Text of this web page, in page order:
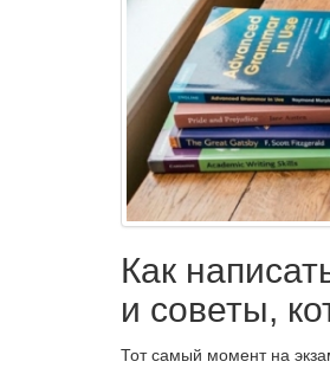
Как
и советы,
Тот самый момент на